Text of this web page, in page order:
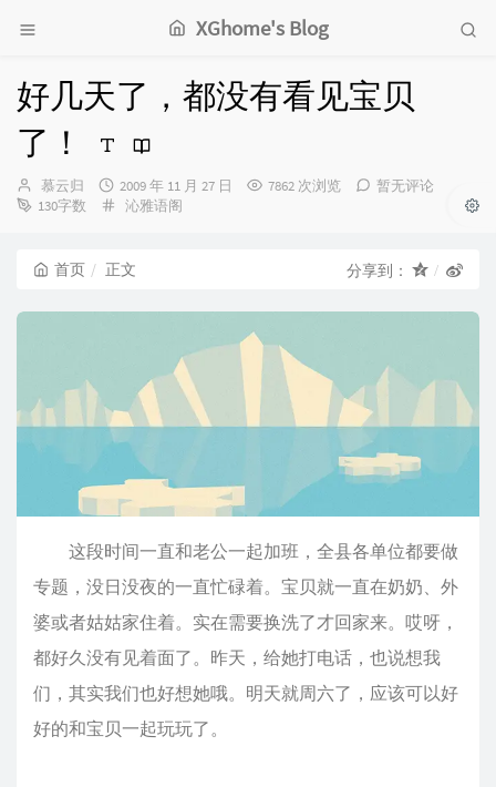
XGhome's Blog
好几天了，都没有看见宝贝
了！
博
主：
慕云归
发
布
2009 年 11 月 27 日 7862 次浏览
暂无评论
130字数
分
沁雅语阁
首页 正文 分享到：
这段时间一直和老公一起加班，全县各单位都要做
专题，没日没夜的一直忙碌着。宝贝就一直在奶奶、外
婆或者姑姑家住着。实在需要换洗了才回家来。哎呀，
都好久没有见着面了。昨天，给她打电话，也说想我
们，其实我们也好想她哦。明天就周六了，应该可以好
好的和宝贝一起玩玩了。